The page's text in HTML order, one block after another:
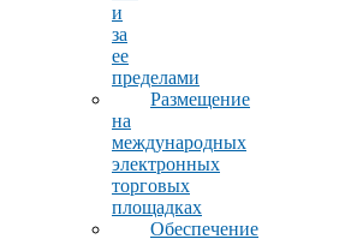
и
за
ее
пределами
Размещение
на
международных
электронных
торговых
площадках
Обеспечение